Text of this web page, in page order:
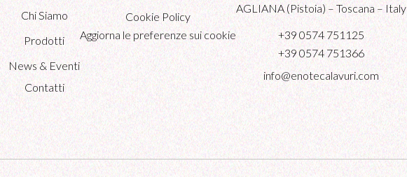
Chi Siamo
Prodotti
News & Eventi
Contatti
Cookie Policy
Aggiorna le preferenze sui cookie
AGLIANA (Pistoia) – Toscana – Italy
+39 0574 751125
+39 0574 751366
info@enotecalavuri.com